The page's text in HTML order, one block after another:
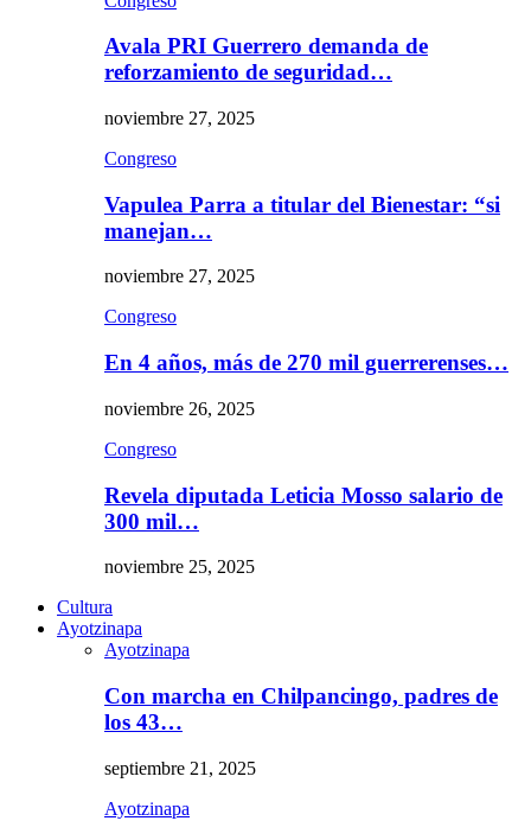
Avala PRI Guerrero demanda de
reforzamiento de seguridad…
noviembre 27, 2025
Congreso
Vapulea Parra a titular del Bienestar: “si
manejan…
noviembre 27, 2025
Congreso
En 4 años, más de 270 mil guerrerenses…
noviembre 26, 2025
Congreso
Revela diputada Leticia Mosso salario de
300 mil…
noviembre 25, 2025
Cultura
Ayotzinapa
Ayotzinapa
Con marcha en Chilpancingo, padres de
los 43…
septiembre 21, 2025
Ayotzinapa